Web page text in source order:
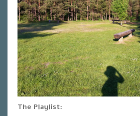
The Playlist: